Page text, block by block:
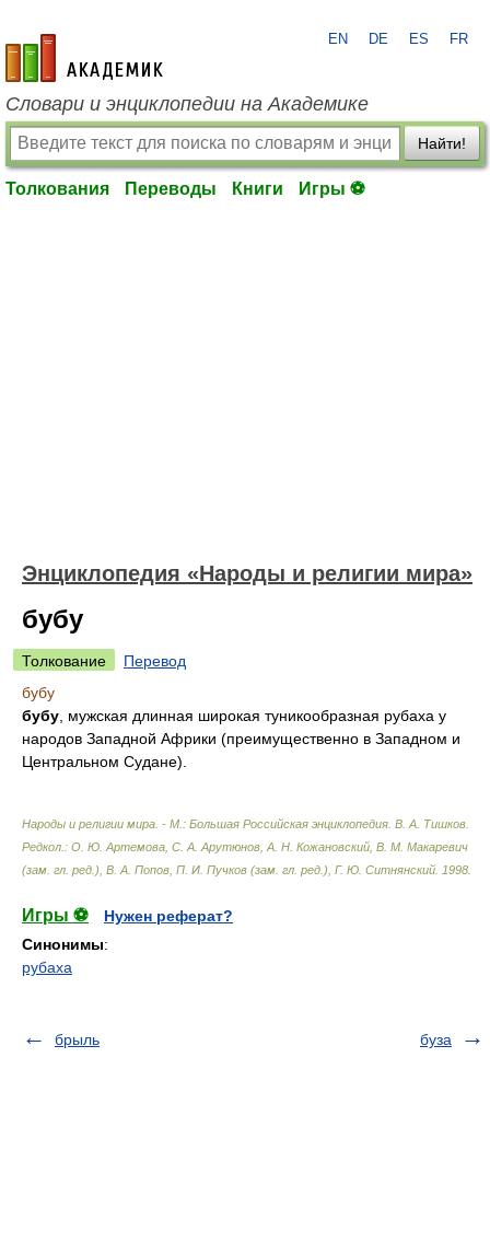
academic.ru
EN DE ES FR
Словари и энциклопедии на Академике
Найти!
Толкования Переводы Книги Игры ⚽
Энциклопедия «Народы и религии мира»
бубу
Толкование
Перевод
бубу
бубу , мужская длинная широкая туникообразная рубаха у
народов Западной Африки (преимущественно в Западном и
Центральном Судане).
Народы и религии мира. - М.: Большая Российская энциклопедия В. А. Тишков.
Редкол.: О. Ю. Артемова, С. А. Арутюнов, А. Н. Кожановский, В. М. Макаревич
(зам. гл. ред.), В. А. Попов, П. И. Пучков (зам. гл. ред.), Г. Ю. Ситнянский 1998
Игры ⚽
Нужен реферат?
Синонимы:
рубаха
брыль буза